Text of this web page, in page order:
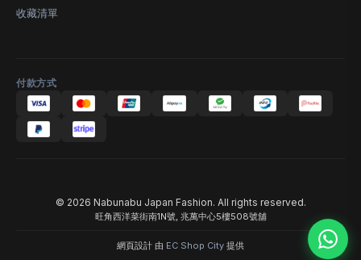
收藏清單
付款方式
© 2026 Nabunabu Japan Fashion. All rights reserved.
旺角西洋菜街南1N號, 兆萬中心5樓508號舖
網頁設計 由 EC Shop City 提供